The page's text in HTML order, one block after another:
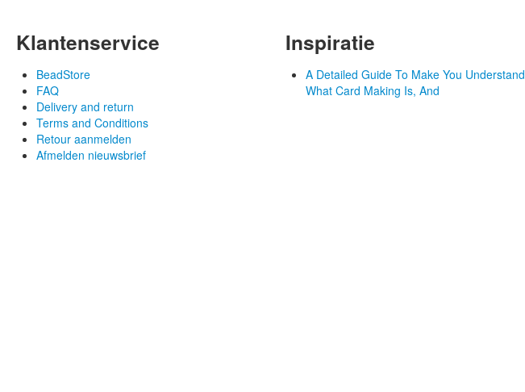
Klantenservice
BeadStore
FAQ
Delivery and return
Terms and Conditions
Retour aanmelden
Afmelden nieuwsbrief
Inspiratie
A Detailed Guide To Make You Understand
What Card Making Is, And